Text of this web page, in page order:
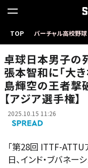
TOP バーチャル高校野球
島輝空の王者撃破は「王楚欽の弱
卓球日本男子
張本智和に「大
島輝空の王者撃
【アジア選手権】
2025.10.15 11:26
「第28回 ITTF-
日、インド・ブバネ